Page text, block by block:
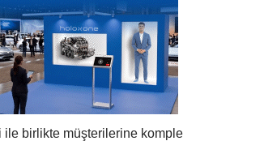
ile birlikte müşterilerine komple